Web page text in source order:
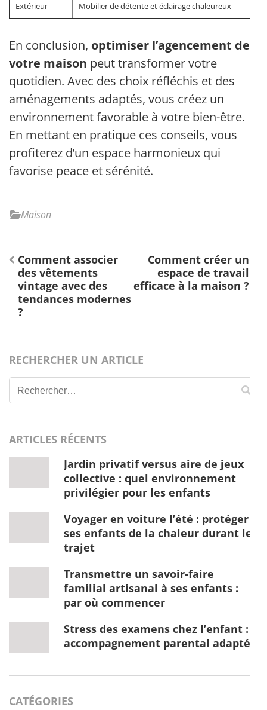
Extérieur Mobilier de détente et éclairage chaleureux
En conclusion, optimiser l’agencement de
votre maison peut transformer votre
quotidien. Avec des choix réfléchis et des
aménagements adaptés, vous créez un
environnement favorable à votre bien-être.
En mettant en pratique ces conseils, vous
profiterez d’un espace harmonieux qui
favorise peace et sérénité.
Maison
Navigation
de
l’article
Comment associer
des vêtements
vintage avec des
tendances modernes
?
Comment créer un
espace de travail
efficace à la maison ?
RECHERCHER UN ARTICLE
Rechercher :
ARTICLES RÉCENTS
Jardin privatif versus aire de jeux
collective : quel environnement
privilégier pour les enfants
Voyager en voiture l’été : protéger
ses enfants de la chaleur durant le
trajet
Transmettre un savoir-faire
familial artisanal à ses enfants :
par où commencer
Stress des examens chez l’enfant :
accompagnement parental adapté
CATÉGORIES